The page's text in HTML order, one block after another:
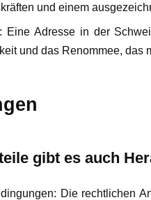
und einem
Eine Adresse in der
und das Renommee, das
gibt es auch
Die rechtlichen